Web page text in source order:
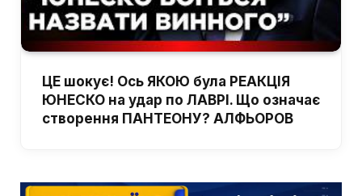
ЦЕ шокує! Ось ЯКОЮ була РЕАКЦІЯ
ЮНЕСКО на удар по ЛАВРІ. Що означає
створення ПАНТЕОНУ? АЛФЬОРОВ